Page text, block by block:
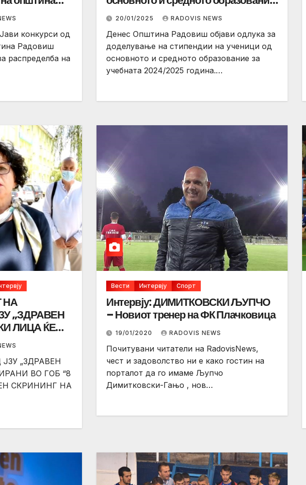
за 2025
конкурси од
Радовиш
распределба на
во Радовиш
20/01/2025 RADOVIS NEWS
Денес Општина Радовиш објави одлука за
доделување на стипендии на ученици од
основното и средното образование за
учебната 2024/2025 година.…
НА
„ЗДРАВЕН
ЛИЦА ЌЕ
ГОБ “8
„ЗДРАВЕН
ВО ГОБ “8
СКРИНИНГ НА
Вести Интервју Спорт
Интервју: ДИМИТКОВСКИ ЉУПЧО
– Новиот тренер на ФК Плачковица
19/01/2020 RADOVIS NEWS
Почитувани читатели на RadovisNews,
чест и задоволство ни е како гостин на
порталот да го имаме Љупчо
Димитковски-Гањо , нов…